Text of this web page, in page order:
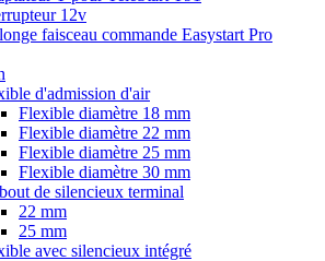
12v
faisceau commande Easystart Pro
d'admission d'air
Flexible diamètre 18 mm
Flexible diamètre 22 mm
Flexible diamètre 25 mm
Flexible diamètre 30 mm
de silencieux terminal
22 mm
25 mm
avec silencieux intégré